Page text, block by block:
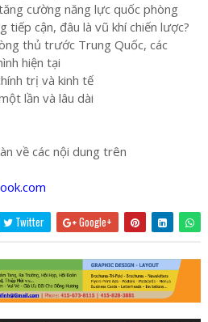
cường năng lực quốc phòng
tiếp cận, đâu là vũ khí chiến lược?
thủ trước Trung Quốc, các
hiện tại
trị và kinh tế
lần và lâu dài
về các nội dung trên
Twitter Google+